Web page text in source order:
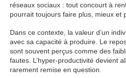
réseaux sociaux : tout concourt à
pourrait toujours faire plus, mieux et
Dans ce contexte, la valeur d’un
avec sa capacité à produire. Le
sont souvent perçus comme des
fautes. L’hyper-productivité devient
rarement remise en question.